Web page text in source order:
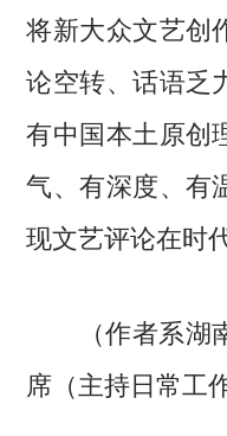
将新大众文艺创
论空转、话语乏
有中国本土原创
气、有深度、有
现文艺评论在时
（作者系‌湖
席‌（主持日常工